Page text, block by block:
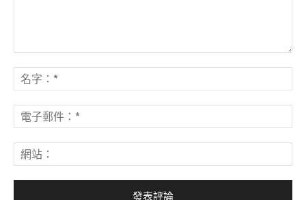
表
評
論：
字
*
子
郵
*站